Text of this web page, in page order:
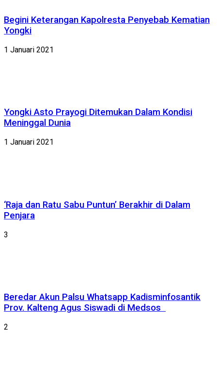
Begini Keterangan Kapolresta Penyebab Kematian
Yongki
1 Januari 2021
Yongki Asto Prayogi Ditemukan Dalam Kondisi
Meninggal Dunia
1 Januari 2021
‘Raja dan Ratu Sabu Puntun’ Berakhir di Dalam
Penjara
3
Beredar Akun Palsu Whatsapp Kadisminfosantik
Prov. Kalteng Agus Siswadi di Medsos
2